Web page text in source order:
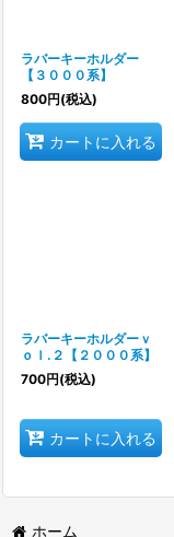
ラバーキーホルダー
【３０００系】
800円(税込)
カートに入れる
ラバーキーホルダーｖ
ｏｌ.２【２０００系】
700円(税込)
カートに入れる
ホーム